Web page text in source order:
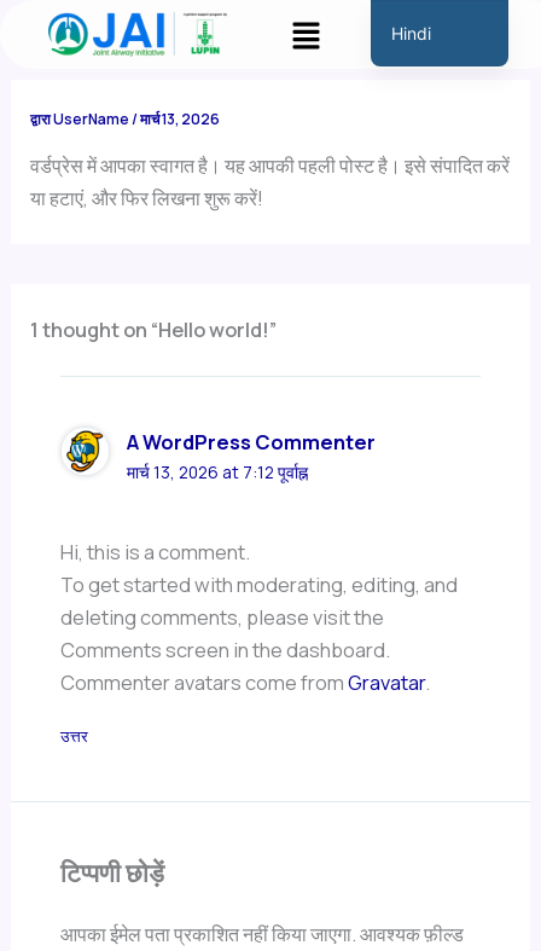
मेनू
द्वाराUserName/मार्च 13, 2026
वर्डप्रेस में आपका स्वागत है। यह आपकी पहली पोस्ट है। इसे संपादित करें
या हटाएं, और फिर लिखना शुरू करें!
1 thought on “Hello world!”
A WordPress Commenter
मार्च 13, 2026 at 7:12 पूर्वाह्न
Hi, this is a comment.
To get started with moderating, editing, and
deleting comments, please visit the
Comments screen in the dashboard.
Commenter avatars come fromGravatar.
उत्तर
टिप्पणी छोड़ें
आपका ईमेल पता प्रकाशित नहीं किया जाएगा.आवश्यक फ़ील्ड
Hindi
English
Gujarati